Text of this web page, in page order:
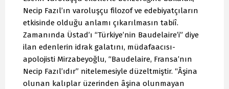
Necip Fazıl’ın varoluşçu filozof ve edebiyatçıların
etkisinde olduğu anlamı çıkarılmasın tabiî.
Zamanında Üstad’ı “Türkiye’nin Baudelaire’i” diye
ilan edenlerin idrak galatını, müdafaacısı-
apolojisti Mirzabeyoğlu, “Baudelaire, Fransa’nın
Necip Fazıl’ıdır” nitelemesiyle düzeltmiştir. “Âşina
olunan kalıplar üzerinden âşina olunmayan